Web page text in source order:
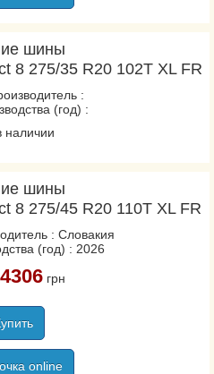
шины
8 275/35 R20 102T XL FR
:
(год) :
наличии
шины
8 275/45 R20 110T XL FR
: Словакия
(год) : 2026
грн
online